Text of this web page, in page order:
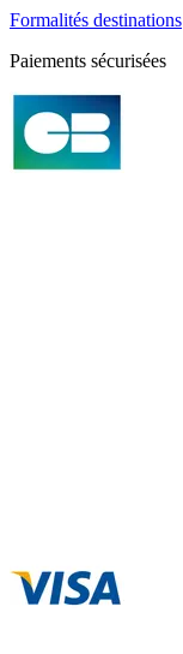
Formalités destinations
Paiements sécurisées